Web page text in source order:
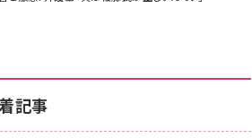
z世代 (1617)
記事